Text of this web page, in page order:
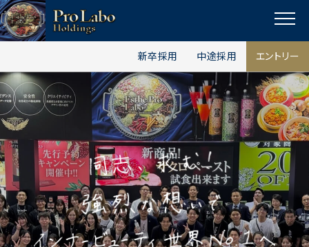
MENU
新卒採用 中途採用 エントリー
p
a
g
t
o
p
s
t
a
g
r
a
m
c
e
b
o
o
k
i
t
t
e
r
u
t
u
b
e